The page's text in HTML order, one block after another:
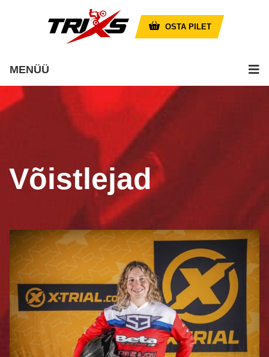
OSTA PILET
MENÜÜ
Võistlejad